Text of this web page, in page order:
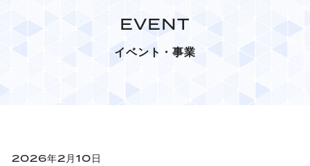
EVENT
イベント・事業
2026年2月10日